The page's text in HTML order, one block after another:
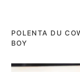
POLENTA DU
BOY